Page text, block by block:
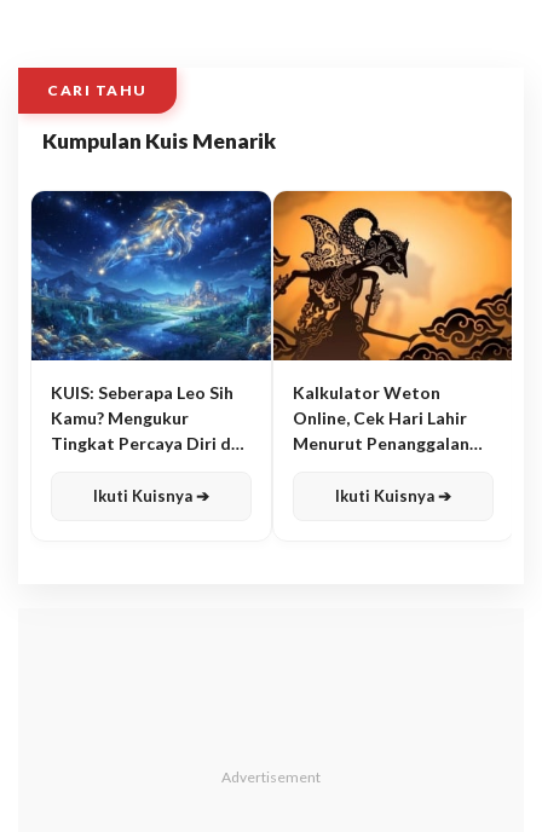
CARI TAHU
Kumpulan Kuis Menarik
KUIS: Seberapa Leo Sih
Kamu? Mengukur
Tingkat Percaya Diri dan
Ikuti Kuisnya ➔
Kalkulator Weton
Online, Cek Hari Lahir
Menurut Penanggalan
Ikuti Kuisnya ➔